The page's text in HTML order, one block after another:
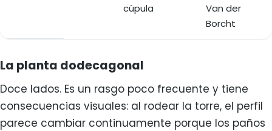
cúpula
Van der
Borcht
La planta dodecagonal
Doce lados. Es un rasgo poco frecuente y tiene
consecuencias visuales: al rodear la torre, el perfil
parece cambiar continuamente porque los paños